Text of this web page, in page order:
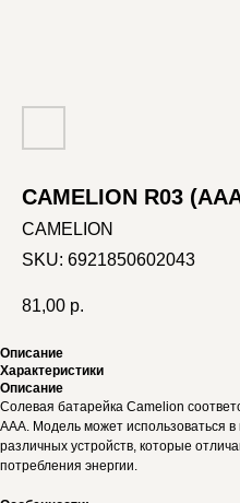
CAMELION R03
CAMELION
SKU: 6921850602043
81,00 р.
Описание
Характеристики
Описание
Солевая батарейка Camelion
AАA. Модель может использоваться
различных устройств, которые
потребления энергии.